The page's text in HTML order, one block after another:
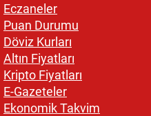
Eczaneler
Puan Durumu
Döviz Kurları
Altın Fiyatları
Kripto Fiyatları
E-Gazeteler
Ekonomik Takvim